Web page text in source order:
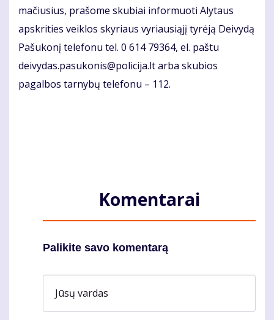
mačiusius, prašome skubiai informuoti Alytaus
apskrities veiklos skyriaus vyriausiąjį tyrėją Deivydą
Pašukonį telefonu tel. 0 614 79364, el. paštu
deivydas.pasukonis@policija.lt arba skubios
pagalbos tarnybų telefonu – 112.
Komentarai
Palikite savo komentarą
Jūsų vardas